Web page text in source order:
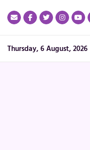
Thursday, 6 August, 2026